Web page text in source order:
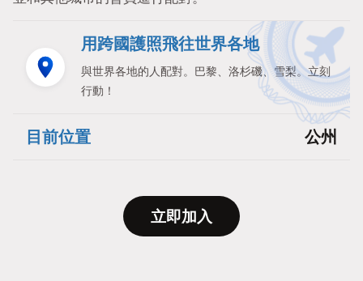
用跨國護照飛往世界各地
與世界各地的人配對。巴黎、洛杉磯、雪梨。立刻
行動！
目前位置 公州
立即加入